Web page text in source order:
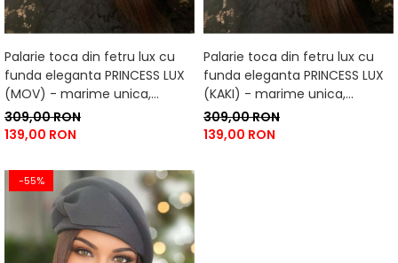
Palarie toca din fetru lux cu
funda eleganta PRINCESS LUX
(MOV) - marime unica,
reglabila
309,00 RON
139,00 RON
Palarie toca din fetru lux cu
funda eleganta PRINCESS LUX
(KAKI) - marime unica,
reglabila
309,00 RON
139,00 RON
-55%